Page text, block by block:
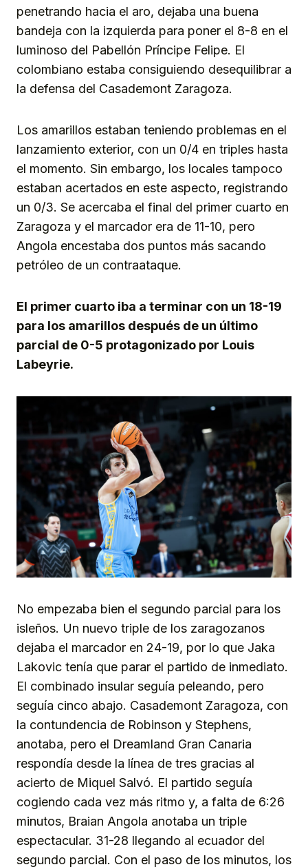
penetrando hacia el aro, dejaba una buena
bandeja con la izquierda para poner el 8-8 en el
luminoso del Pabellón Príncipe Felipe. El
colombiano estaba consiguiendo desequilibrar a
la defensa del Casademont Zaragoza.
Los amarillos estaban teniendo problemas en el
lanzamiento exterior, con un 0/4 en triples hasta
el momento. Sin embargo, los locales tampoco
estaban acertados en este aspecto, registrando
un 0/3. Se acercaba el final del primer cuarto en
Zaragoza y el marcador era de 11-10, pero
Angola encestaba dos puntos más sacando
petróleo de un contraataque.
El primer cuarto iba a terminar con un 18-19
para los amarillos después de un último
parcial de 0-5 protagonizado por Louis
Labeyrie.
No empezaba bien el segundo parcial para los
isleños. Un nuevo triple de los zaragozanos
dejaba el marcador en 24-19, por lo que Jaka
Lakovic tenía que parar el partido de inmediato.
El combinado insular seguía peleando, pero
seguía cinco abajo. Casademont Zaragoza, con
la contundencia de Robinson y Stephens,
anotaba, pero el Dreamland Gran Canaria
respondía desde la línea de tres gracias al
acierto de Miquel Salvó. El partido seguía
cogiendo cada vez más ritmo y, a falta de 6:26
minutos, Braian Angola anotaba un triple
espectacular. 31-28 llegando al ecuador del
segundo parcial. Con el paso de los minutos, los